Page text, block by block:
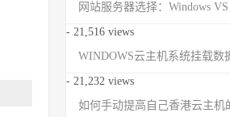
网站服务器选择：Windows
- 21,516 views
WINDOWS云主机系统挂载数
- 21,232 views
如何手动提高自己香港云主机